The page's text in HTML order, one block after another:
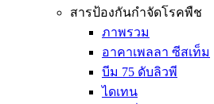
สารป้องกันกำจัดโรคพืช
ภาพรวม
อาคาเพลลา ซีสเท็ม
บีม 75 ดับลิวพี
ไดเทน